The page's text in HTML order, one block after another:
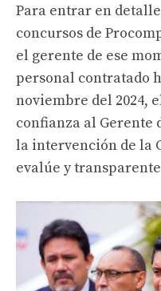
Para entrar en
concursos de
el gerente de ese
personal contratado
noviembre del 2024,
confianza al Gerente
la intervención de la
evalúe y transparente